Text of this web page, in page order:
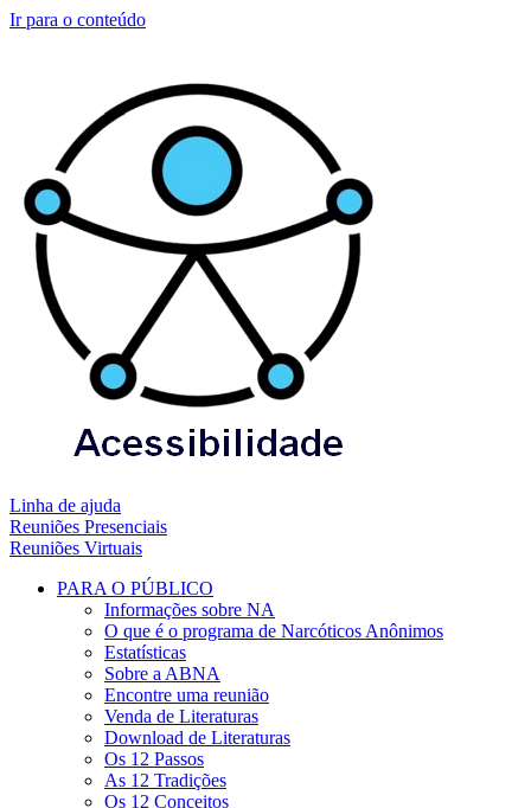
Ir para o conteúdo
Linha de ajuda
Reuniões Presenciais
Reuniões Virtuais
PARA O PÚBLICO
Informações sobre NA
O que é o programa de Narcóticos Anônimos
Estatísticas
Sobre a ABNA
Encontre uma reunião
Venda de Literaturas
Download de Literaturas
Os 12 Passos
As 12 Tradições
Os 12 Conceitos